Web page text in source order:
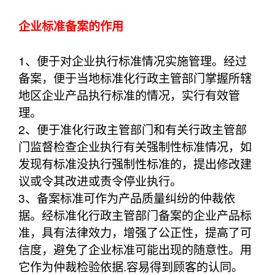
企业标准备案的作用
1、便于对企业执行标准情况实施管理。经过
备案，便于当地标准化行政主管部门掌握所辖
地区企业产品执行标准的情况，实行有效管
理。
2、便于准化行政主管部门和有关行政主管部
门监督检查企业执行有关强制性标准情况，如
发现有标准没执行强制性标准的，提出修改建
议或令其改进或责令停业执行。
3、备案标准可作为产品质量纠纷的仲裁依
据。经标准化行政主管部门备案的企业产品标
准，具有法律效力，增强了公正性，提高了可
信度，避免了企业标准可能出现的随意性。用
它作为仲裁检验依据.容易得到顾客的认同。